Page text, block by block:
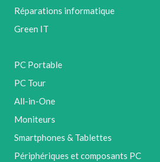
Réparations informatique
Green IT
PC Portable
PC Tour
All-in-One
Moniteurs
Smartphones & Tablettes
Périphériques et composants PC